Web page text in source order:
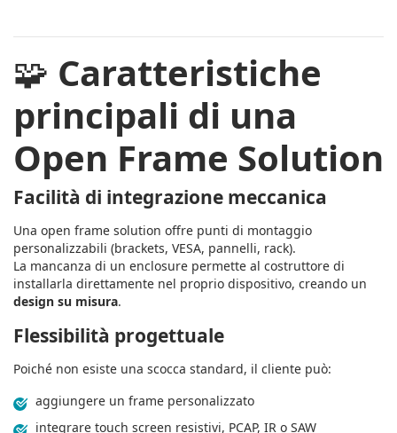
🧩 Caratteristiche
principali di una
Open Frame Solution
Facilità di integrazione meccanica
Una open frame solution offre punti di montaggio
personalizzabili (brackets, VESA, pannelli, rack).
La mancanza di un enclosure permette al costruttore di
installarla direttamente nel proprio dispositivo, creando un
design su misura.
Flessibilità progettuale
Poiché non esiste una scocca standard, il cliente può:
aggiungere un frame personalizzato
integrare touch screen resistivi, PCAP, IR o SAW